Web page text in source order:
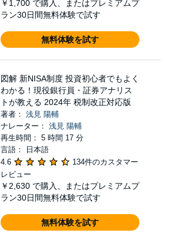
￥1,700 で購入、またはプレミアムプ
ラン30日間無料体験で試す
無料体験を試す
図解 新NISA制度 投資初心者でもよく
わかる！現役銀行員・証券アナリス
トが教える 2024年 税制改正対応版
著者： 浅見 陽輔
ナレーター： 浅見 陽輔
再生時間： 5 時間 17 分
言語： 日本語
4.6
134件のカスタマー
レビュー
￥2,630 で購入、またはプレミアムプ
ラン30日間無料体験で試す
無料体験を試す